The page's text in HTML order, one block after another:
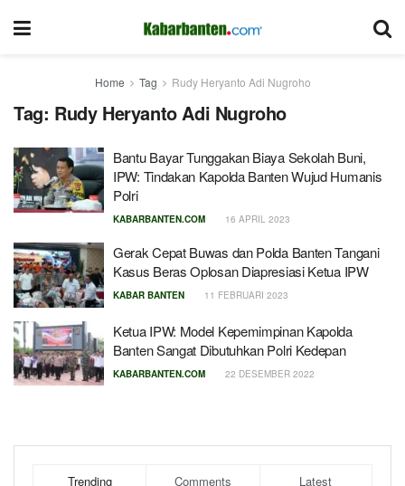
Home Tag Rudy Heryanto Adi Nugroho
Tag: Rudy Heryanto Adi Nugroho
Bantu Bayar Tunggakan Biaya Sekolah Buni,
IPW: Tindakan Kapolda Banten Wujud Humanis
Polri
KABARBANTEN.COM 16 APRIL 2023
Gerak Cepat Buwas dan Polda Banten Tangani
Kasus Beras Oplosan Diapresiasi Ketua IPW
KABAR BANTEN 11 FEBRUARI 2023
Ketua IPW: Model Kepemimpinan Kapolda
Banten Sangat Dibutuhkan Polri Kedepan
KABARBANTEN.COM 22 DESEMBER 2022
Trending Comments Latest